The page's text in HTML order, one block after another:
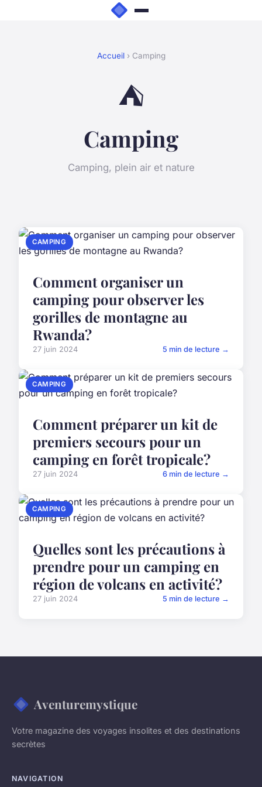
Accueil› Camping
⛺
Camping
Camping, plein air et nature
CAMPING
Comment organiser un
camping pour observer les
gorilles de montagne au
Rwanda?
27 juin 2024 5 min de lecture →
CAMPING
Comment préparer un kit de
premiers secours pour un
camping en forêt tropicale?
27 juin 2024 6 min de lecture →
CAMPING
Quelles sont les précautions à
prendre pour un camping en
région de volcans en activité?
27 juin 2024 5 min de lecture →
Aventuremystique
Votre magazine des voyages insolites et des destinations
secrètes
NAVIGATION